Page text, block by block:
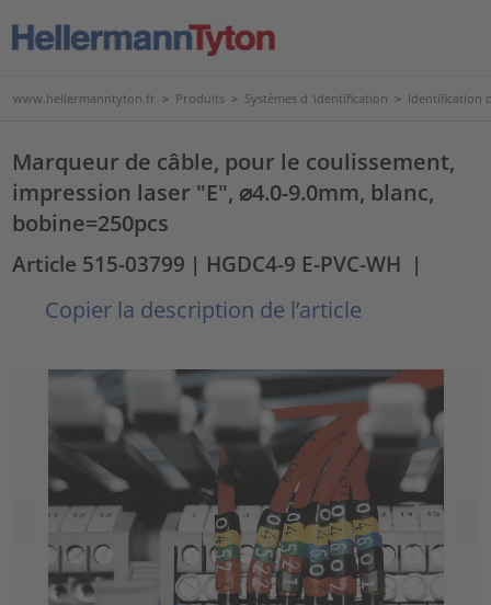
www.hellermanntyton.fr > Produits > Systèmes d 'identification > Identification
Marqueur de câble, pour le coulissement,
impression laser "E", ⌀4.0-9.0mm, blanc,
bobine=250pcs
Article 515-03799 | HGDC4-9 E-PVC-WH |
Copier la description de l’article